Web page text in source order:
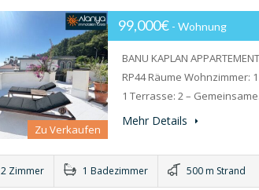
Zu Verkaufen
99,000€ - Wohnung
BANU KAPLAN
RP44 Räume Wohnzimmer:
1 Terrasse: 2 –
Mehr Details
2 Zimmer 1 Badezimmer 500 m Strand